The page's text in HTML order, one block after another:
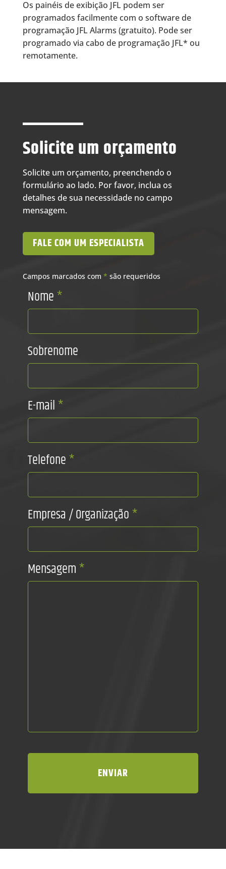
Os painéis de exibição JFL podem ser
programados facilmente com o software de
programação JFL Alarms (gratuito). Pode ser
programado via cabo de programação JFL* ou
remotamente.
Solicite um orçamento
Solicite um orçamento, preenchendo o
formulário ao lado. Por favor, inclua os
detalhes de sua necessidade no campo
mensagem.
FALE COM UM ESPECIALISTA
Campos marcados com * são requeridos
Nome*
Sobrenome
E-mail*
Telefone*
Empresa / Organização*
Mensagem*